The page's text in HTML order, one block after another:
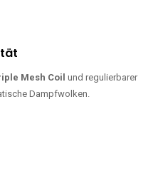
Mesh Coil und regulierbarer
Dampfwolken.